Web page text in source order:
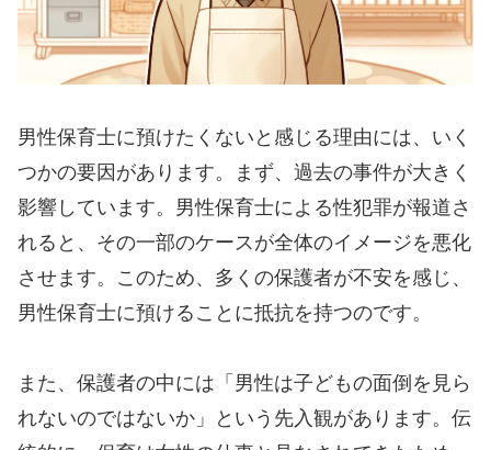
男性保育士に預けたくないと感じる理由には、いく
つかの要因があります。まず、過去の事件が大きく
影響しています。男性保育士による性犯罪が報道さ
れると、その一部のケースが全体のイメージを悪化
させます。このため、多くの保護者が不安を感じ、
男性保育士に預けることに抵抗を持つのです。
また、保護者の中には「男性は子どもの面倒を見ら
れないのではないか」という先入観があります。伝